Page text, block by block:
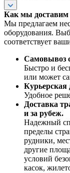
Как мы доставим
Мы предлагаем
оборудования.
соответствует
Самовывоз
Быстро и
или может
Удобное
Доставка
и за рубеж.
Надежный
пределы
рудники,
другие
условий
касок,